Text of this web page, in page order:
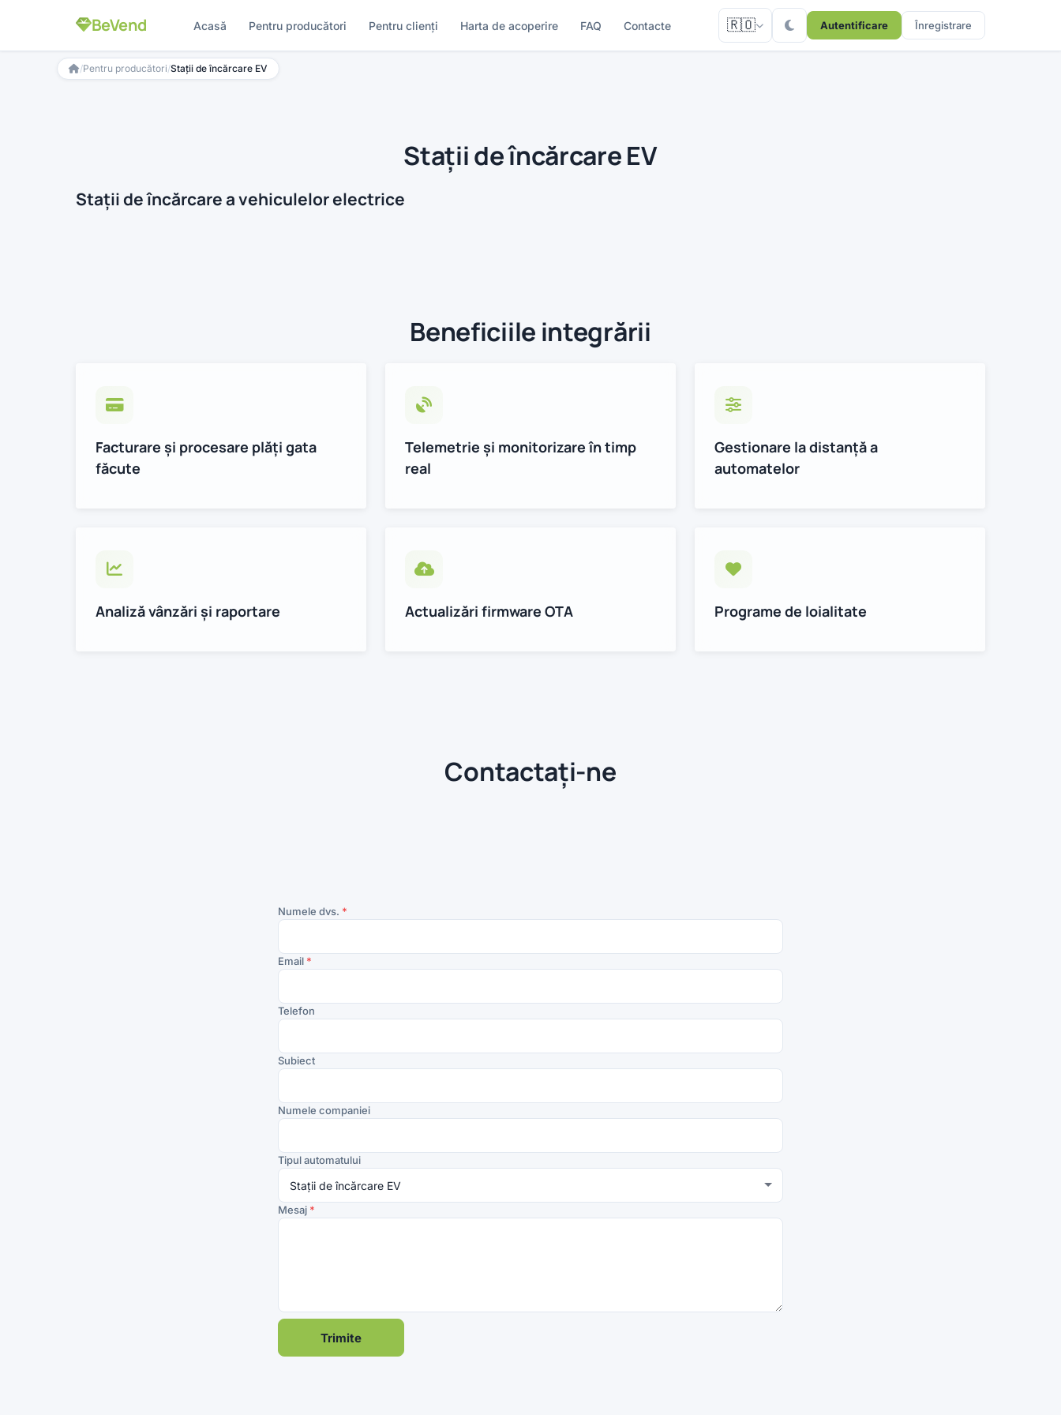
BeVend Acasă Pentru producători Pentru clienți Harta de acoperire FAQ Contacte 🇷🇴 Autentificare Înregistrare
/Pentru producători/Stații de încărcare EV
Stații de încărcare EV
Stații de încărcare a vehiculelor electrice
Beneficiile integrării
Facturare și procesare plăți gata
făcute
Telemetrie și monitorizare în timp
real
Gestionare la distanță a
automatelor
Analiză vânzări și raportare Actualizări firmware OTA Programe de loialitate
Contactați-ne
Numele dvs. *
Email *
Telefon
Subiect
Numele companiei
Tipul automatului
Mesaj *
Trimite